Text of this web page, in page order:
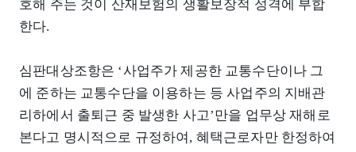
호해 주는 것이 산재보험의 생활보장적 성격에 부합
한다.
심판대상조항은 ‘사업주가 제공한 교통수단이나 그
에 준하는 교통수단을 이용하는 등 사업주의 지배관
리하에서 출퇴근 중 발생한 사고’만을 업무상 재해로
본다고 명시적으로 규정하여, 혜택근로자만 한정하여